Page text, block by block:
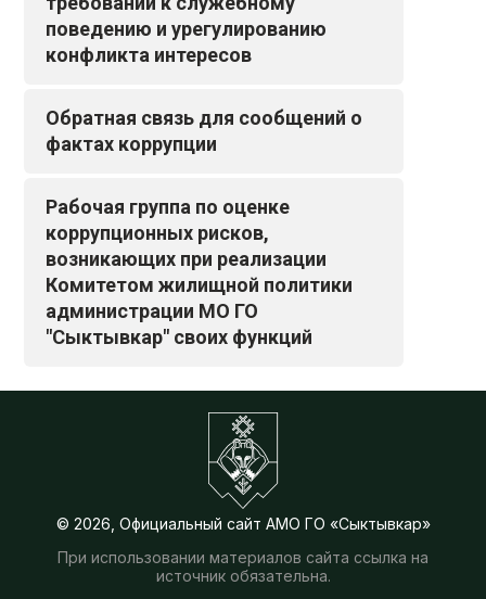
поведению и урегулированию
конфликта интересов
Обратная связь для сообщений о
фактах коррупции
Рабочая группа по оценке
коррупционных рисков,
возникающих при реализации
Комитетом жилищной политики
администрации МО ГО
"Сыктывкар" своих функций
© 2026, Официальный сайт АМО ГО «Сыктывкар»
При использовании материалов сайта ссылка на
источник обязательна.